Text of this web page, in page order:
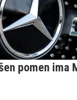
pomen ima